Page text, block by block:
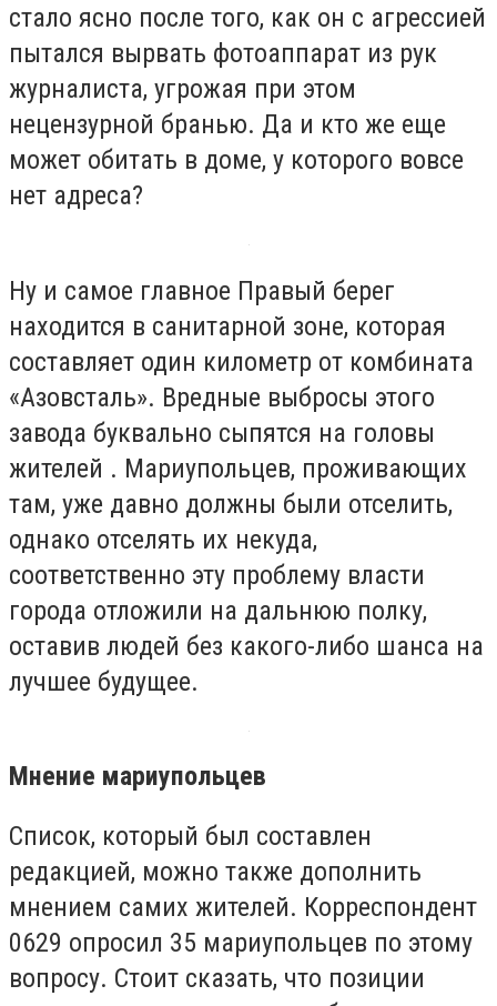
стало ясно после того, как он с агрессией
пытался вырвать фотоаппарат из рук
журналиста, угрожая при этом
нецензурной бранью. Да и кто же еще
может обитать в доме, у которого вовсе
нет адреса?
Ну и самое главное Правый берег
находится в санитарной зоне, которая
составляет один километр от комбината
«Азовсталь». Вредные выбросы этого
завода буквально сыпятся на головы
жителей . Мариупольцев, проживающих
там, уже давно должны были отселить,
однако отселять их некуда,
соответственно эту проблему власти
города отложили на дальнюю полку,
оставив людей без какого-либо шанса на
лучшее будущее.
Мнение мариупольцев
Список, который был составлен
редакцией, можно также дополнить
мнением самих жителей. Корреспондент
0629 опросил 35 мариупольцев по этому
вопросу. Стоит сказать, что позиции